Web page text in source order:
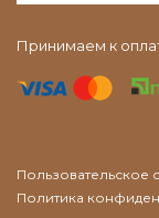
Принимаем к
Пользовательское
Политика